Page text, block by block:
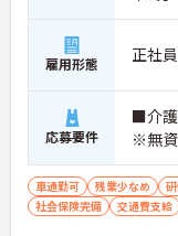
雇用形態 正社
応募要件
■介護
※無
車通勤可 残業少なめ
社会保険完備
交通費支給